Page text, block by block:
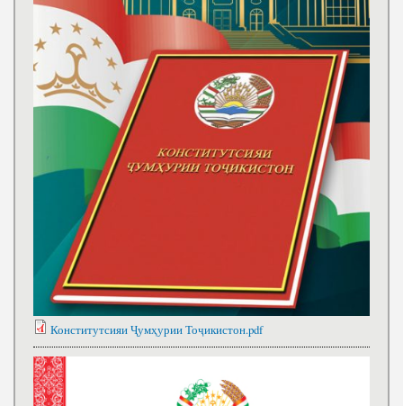
Конститутсияи Ҷумҳурии Тоҷикистон.pdf